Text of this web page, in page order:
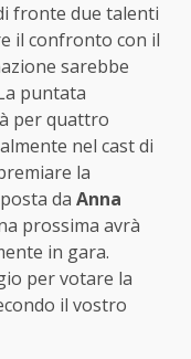
fronte due talenti
il confronto con il
sarebbe
puntata
per quattro
nel cast di
la
da Anna
prossima avrà
in gara.
per votare la
il vostro